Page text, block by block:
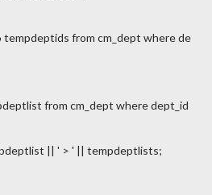
from cm_dept where de
from cm_dept where dept_id
|| ' > ' || tempdeptlists;